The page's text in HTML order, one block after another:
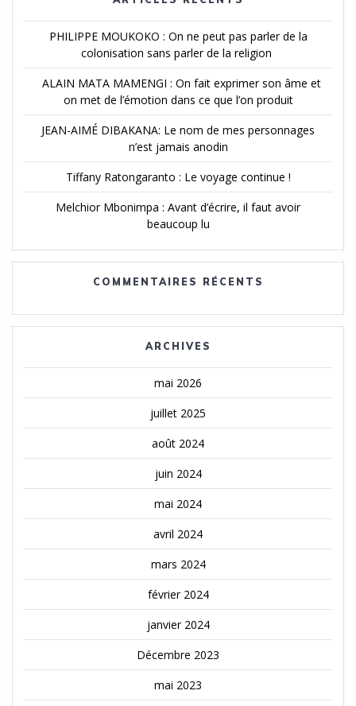
PHILIPPE MOUKOKO : On ne peut pas parler de la
colonisation sans parler de la religion
ALAIN MATA MAMENGI : On fait exprimer son âme et
on met de l’émotion dans ce que l’on produit
JEAN-AIMÉ DIBAKANA: Le nom de mes personnages
n’est jamais anodin
Tiffany Ratongaranto : Le voyage continue !
Melchior Mbonimpa : Avant d’écrire, il faut avoir
beaucoup lu
COMMENTAIRES RÉCENTS
ARCHIVES
mai 2026
juillet 2025
août 2024
juin 2024
mai 2024
avril 2024
mars 2024
février 2024
janvier 2024
Décembre 2023
mai 2023